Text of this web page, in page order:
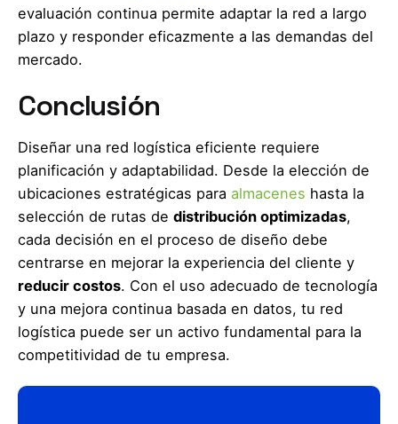
evaluación continua permite adaptar la red a largo
plazo y responder eficazmente a las demandas del
mercado.
Conclusión
Diseñar una red logística eficiente requiere
planificación y adaptabilidad. Desde la elección de
ubicaciones estratégicas para almacenes hasta la
selección de rutas de distribución optimizadas,
cada decisión en el proceso de diseño debe
centrarse en mejorar la experiencia del cliente y
reducir costos. Con el uso adecuado de tecnología
y una mejora continua basada en datos, tu red
logística puede ser un activo fundamental para la
competitividad de tu empresa.